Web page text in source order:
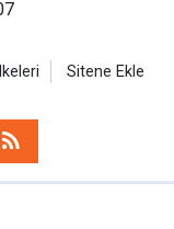
Sitene Ekle